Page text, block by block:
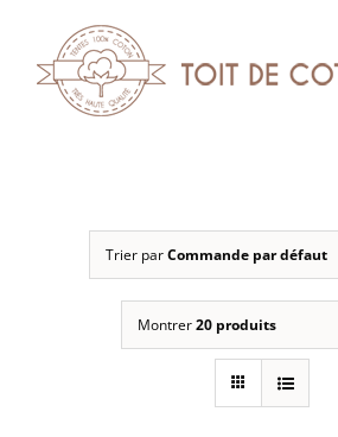
contenu
Trier parCommande par défaut
Montrer20 produits